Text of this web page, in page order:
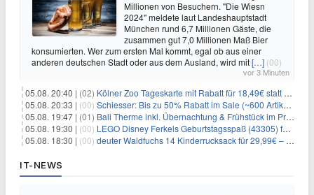
Millionen von Besuchern. "Die Wiesn
2024" meldete laut Landeshauptstadt
München rund 6,7 Millionen Gäste, die
zusammen gut 7,0 Millionen Maß Bier
konsumierten. Wer zum ersten Mal kommt, egal ob aus einer
anderen deutschen Stadt oder aus dem Ausland, wird mit[…] (00)
vor 3 Minuten
05.08. 20:40 | (02) Kölner Zoo Tageskarte mit Rabatt für 18,49€ statt 29,50€ – einlösbar bis Dezember
05.08. 20:33 | (00) Schiesser: Bis zu 50% Rabatt im Sale (~600 Artikel zur Auswahl)
05.08. 19:47 | (01) Bali Therme inkl. Übernachtung & Frühstück im Premium Hotel (Bad Oeynhausen) ab 89€ p.P.
05.08. 19:30 | (00) LEGO Disney Ferkels Geburtstagsspaß (43305) für 29,10€
05.08. 18:30 | (00) deuter Waldfuchs 14 Kinderrucksack für 29,99€ – Amber-maple
IT-NEWS